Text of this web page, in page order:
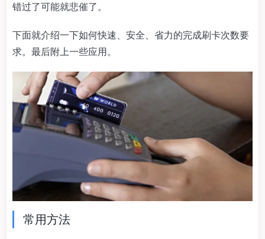
错过了可能就悲催了。
下面就介绍一下如何快速、安全、省力的完成刷卡次数要
求。最后附上一些应用。
常用方法